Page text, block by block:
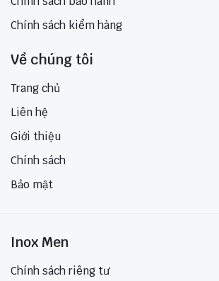
Chính sách kiểm hàng
Về chúng tôi
Trang chủ
Liên hệ
Giới thiệu
Chính sách
Bảo mật
Inox Men
Chính sách riêng tư